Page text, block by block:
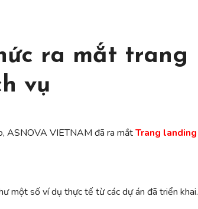
ra mắt trang
vụ
ASNOVA VIETNAM đã ra mắtTrang landing
một số ví dụ thực tế từ các dự án đã triển khai.